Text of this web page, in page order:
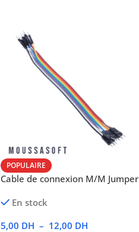
POPULAIRE
Cable de connexion M/M Jumper
En stock
5,00 DH – 12,00 DH